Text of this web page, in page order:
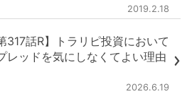
2019.2.18
317話R】トラリピ投資において
レッドを気にしなくてよい理由
2026.6.19